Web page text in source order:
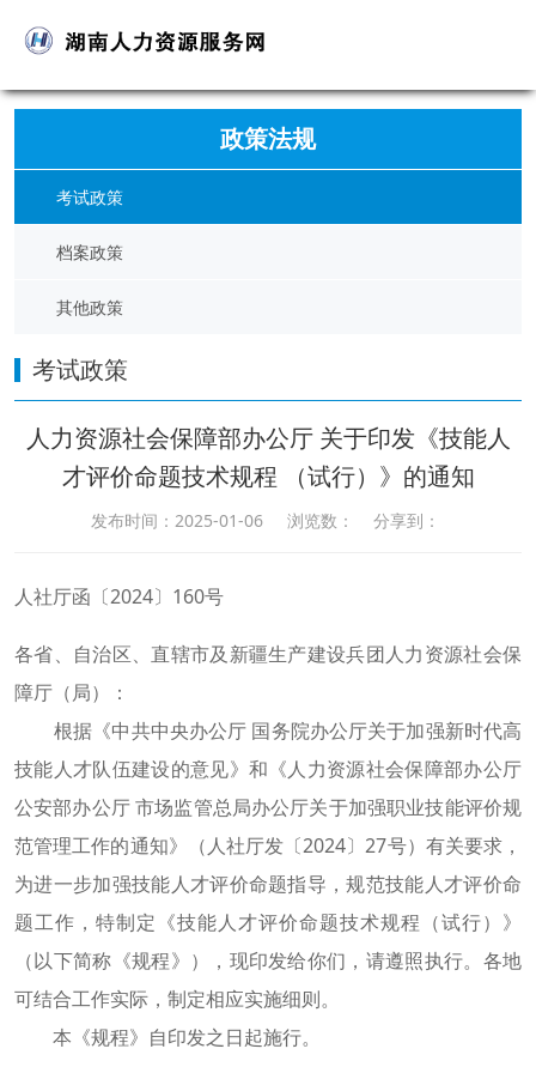
政策法规
考试政策
档案政策
其他政策
考试政策
人力资源社会保障部办公厅 关于印发《技能人
才评价命题技术规程 （试行）》的通知
发布时间：2025-01-06 浏览数： 分享到：
人社厅函〔2024〕160号
各省、自治区、直辖市及新疆生产建设兵团人力资源社会保
障厅（局）：
根据《中共中央办公厅 国务院办公厅关于加强新时代高
技能人才队伍建设的意见》和《人力资源社会保障部办公厅
公安部办公厅 市场监管总局办公厅关于加强职业技能评价规
范管理工作的通知》
（人社厅发〔2024〕27号） 有关要求，
为进一步加强技能人才评价命题指导，规范技能人才评价命
题工作， 特制定《技能人才评价命题技术规程（试行）》
（以下简称《规程》），现印发给你们，请遵照执行。各地
可结合工作实际，制定相应实施细则。
本《规程》自印发之日起施行。